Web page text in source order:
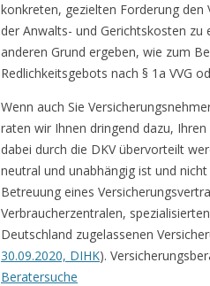
konkreten, gezielten Forderung
der Anwalts- und Gerichtskosten zu
anderen Grund ergeben, wie zum
Redlichkeitsgebots nach § 1a VVG
Wenn auch Sie
raten wir Ihnen dringend dazu,
dabei durch die DKV übervorteilt
neutral und unabhängig ist und
Betreuung eines
Verbraucherzentralen,
Deutschland zugelassenen
30.09.2020, DIHK).
Beratersuche